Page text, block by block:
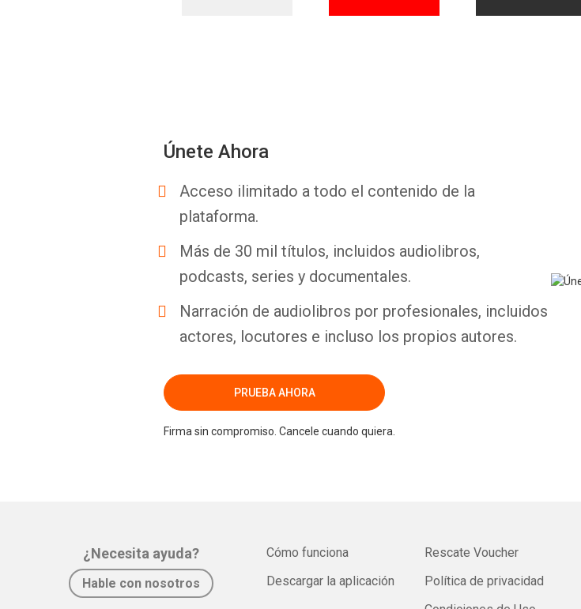
Únete Ahora
Acceso ilimitado a todo el contenido de la
plataforma.
Más de 30 mil títulos, incluidos audiolibros,
podcasts, series y documentales.
Narración de audiolibros por profesionales, incluidos
actores, locutores e incluso los propios autores.
PRUEBA AHORA
Firma sin compromiso. Cancele cuando quiera.
¿Necesita ayuda?
Hable con nosotros
Cómo funciona
Descargar la aplicación
Rescate Voucher
Política de privacidad